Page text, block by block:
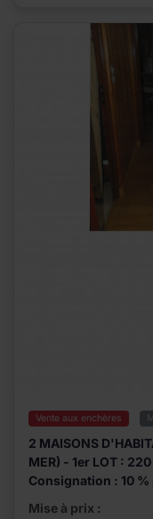
Vente aux enchères
2 MAISONS
MER) - 1er LOT :
Consignation : 10
Mise à prix :